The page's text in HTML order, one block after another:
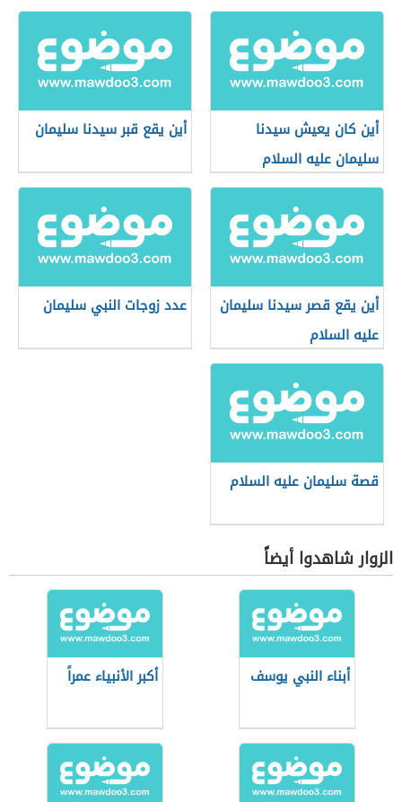
أين كان يعيش سيدنا
سليمان عليه السلام
أين يقع قبر سيدنا سليمان
أين يقع قصر سيدنا سليمان
عليه السلام
عدد زوجات النبي سليمان
قصة سليمان عليه السلام
الزوار شاهدوا أيضاً
أبناء النبي يوسف أكبر الأنبياء عمراً